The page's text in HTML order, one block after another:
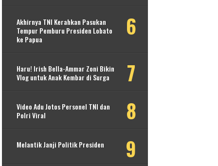
Akhirnya TNI Kerahkan Pasukan
Tempur Pemburu Presiden Lobato
ke Papua
Haru! Irish Bella-Ammar Zoni Bikin
Vlog untuk Anak Kembar di Surga
Video Adu Jotos Personel TNI dan
Polri Viral
Melantik Janji Politik Presiden